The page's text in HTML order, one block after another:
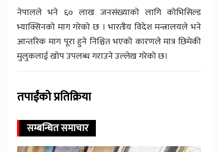
नेपालले भने ६० लाख जनसंख्याको लागि कोभिसिल्ड
भ्याक्सिनको माग गरेको छ । भारतीय विदेश मन्त्रालयले भने
आन्तरिक माग पूरा हुने निश्चित भएको कारणले मात्र छिमेकी
मुलुकलाई खोप उपलब्ध गराउने उल्लेख गरेको छ।
तपाईंको प्रतिक्रिया
सम्बन्धित समाचार